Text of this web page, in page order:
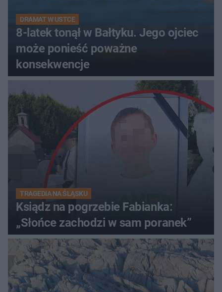
DRAMAT W USTCE
8-latek tonął w Bałtyku. Jego ojciec
może ponieść poważne
konsekwencje
TRAGEDIA NA ŚLĄSKU
Ksiądz na pogrzebie Fabianka:
„Słońce zachodzi w sam poranek”